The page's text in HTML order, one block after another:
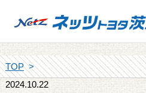
TOP
2024.10.22